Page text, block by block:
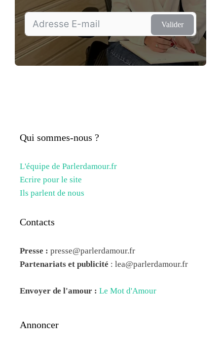
Valider
Qui sommes-nous ?
L'équipe de Parlerdamour.fr
Ecrire pour le site
Ils parlent de nous
Contacts
Presse : presse@parlerdamour.fr
Partenariats et publicité : lea@parlerdamour.fr
Envoyer de l'amour : Le Mot d'Amour
Annoncer